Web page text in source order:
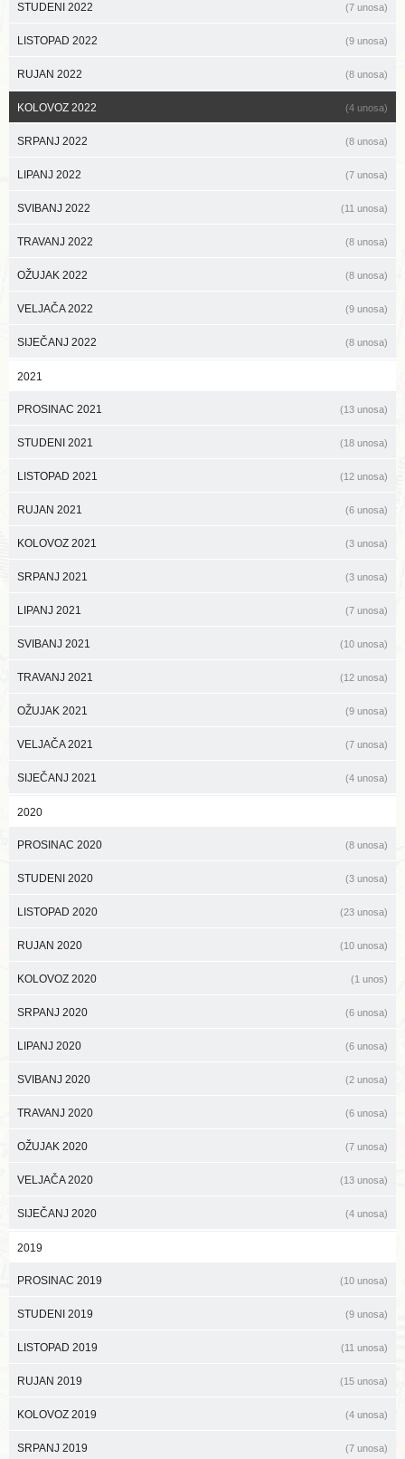
STUDENI 2022 (7 unosa)
LISTOPAD 2022 (9 unosa)
RUJAN 2022 (8 unosa)
KOLOVOZ 2022 (4 unosa)
SRPANJ 2022 (8 unosa)
LIPANJ 2022 (7 unosa)
SVIBANJ 2022 (11 unosa)
TRAVANJ 2022 (8 unosa)
OŽUJAK 2022 (8 unosa)
VELJAČA 2022 (9 unosa)
SIJEČANJ 2022 (8 unosa)
2021
PROSINAC 2021 (13 unosa)
STUDENI 2021 (18 unosa)
LISTOPAD 2021 (12 unosa)
RUJAN 2021 (6 unosa)
KOLOVOZ 2021 (3 unosa)
SRPANJ 2021 (3 unosa)
LIPANJ 2021 (7 unosa)
SVIBANJ 2021 (10 unosa)
TRAVANJ 2021 (12 unosa)
OŽUJAK 2021 (9 unosa)
VELJAČA 2021 (7 unosa)
SIJEČANJ 2021 (4 unosa)
2020
PROSINAC 2020 (8 unosa)
STUDENI 2020 (3 unosa)
LISTOPAD 2020 (23 unosa)
RUJAN 2020 (10 unosa)
KOLOVOZ 2020 (1 unos)
SRPANJ 2020 (6 unosa)
LIPANJ 2020 (6 unosa)
SVIBANJ 2020 (2 unosa)
TRAVANJ 2020 (6 unosa)
OŽUJAK 2020 (7 unosa)
VELJAČA 2020 (13 unosa)
SIJEČANJ 2020 (4 unosa)
2019
PROSINAC 2019 (10 unosa)
STUDENI 2019 (9 unosa)
LISTOPAD 2019 (11 unosa)
RUJAN 2019 (15 unosa)
KOLOVOZ 2019 (4 unosa)
SRPANJ 2019 (7 unosa)